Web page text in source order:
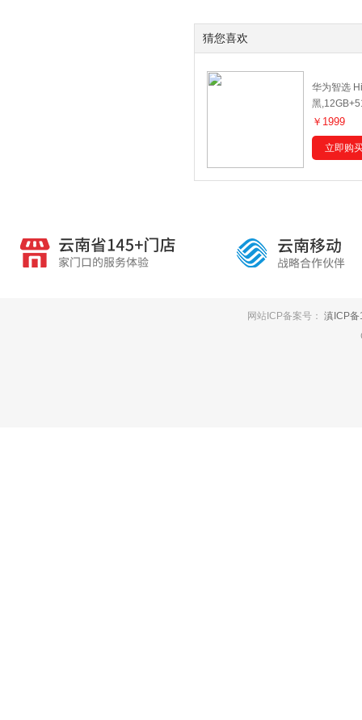
猜您喜欢
华为智选
黑
￥1999
立即购
网站ICP备案号： 滇ICP